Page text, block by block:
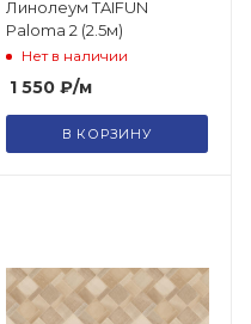
Линолеум TAIFUN
Paloma 2 (2.5м)
Нет в наличии
1 550₽/м
В КОРЗИНУ